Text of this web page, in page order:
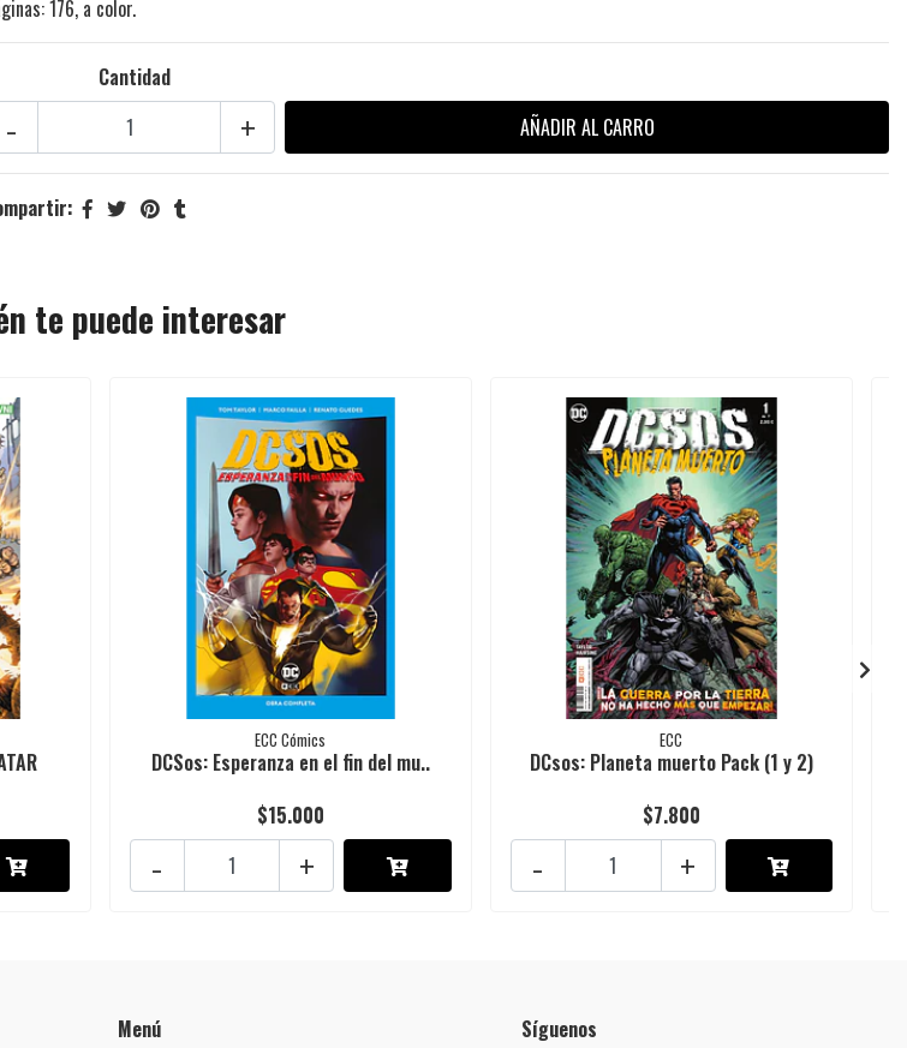
176, a color.
Cantidad
+
-
te puede interesar
ECC Cómics
DCSos: Esperanza en el fin del mu..
$15.000
+
-
ECC
DCsos: Planeta muerto Pack (1 y 2)
$7.800
+
-
Menú Síguenos